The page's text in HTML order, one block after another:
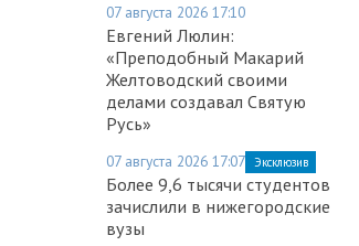
07 августа 2026 17:10
Евгений Люлин:
«Преподобный Макарий
Желтоводский своими
делами создавал Святую
Русь»
07 августа 2026 17:07 Эксклюзив
Более 9,6 тысячи студентов
зачислили в нижегородские
вузы